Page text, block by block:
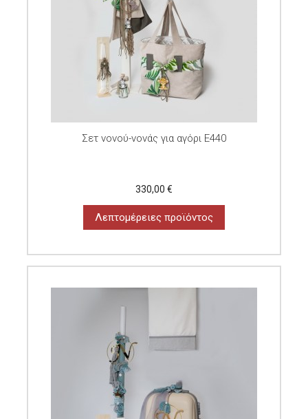
Σετ νονού-νονάς για αγόρι E440
330,00 €
Λεπτομέρειες προϊόντος